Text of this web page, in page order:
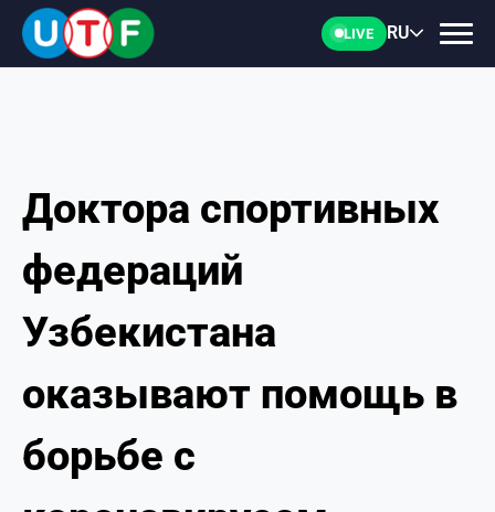
LIVE RU
ГЛАВНАЯ
ФТУ
НОВОСТИ
ДОКУМЕНТЫ
ПЕРСОНАЛИИ
Доктора спортивных
федераций
Узбекистана
оказывают помощь в
борьбе с